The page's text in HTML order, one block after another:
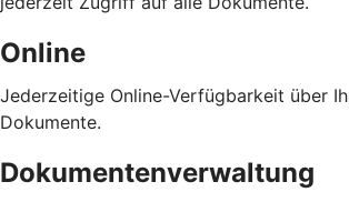
Online
Jederzeitige Online-Verfügbarkeit über
Dokumente.
Dokumentenverwaltung